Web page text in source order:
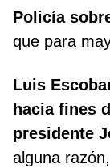
Policía
que para
Luis
hacia fines
presidente
alguna